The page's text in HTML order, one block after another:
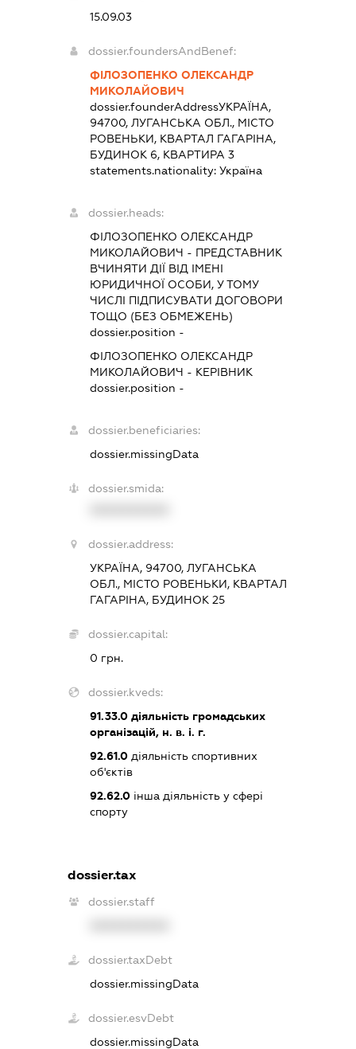
15.09.03
dossier.foundersAndBenef:
ФІЛОЗОПЕНКО ОЛЕКСАНДР
МИКОЛАЙОВИЧ
dossier.founderAddressУКРАЇНА,
94700, ЛУГАНСЬКА ОБЛ., МІСТО
РОВЕНЬКИ, КВАРТАЛ ГАГАРІНА,
БУДИНОК 6, КВАРТИРА 3
statements.nationality: Україна
dossier.heads:
ФІЛОЗОПЕНКО ОЛЕКСАНДР
МИКОЛАЙОВИЧ - ПРЕДСТАВНИК
ВЧИНЯТИ ДІЇ ВІД ІМЕНІ
ЮРИДИЧНОЇ ОСОБИ, У ТОМУ
ЧИСЛІ ПІДПИСУВАТИ ДОГОВОРИ
ТОЩО (БЕЗ ОБМЕЖЕНЬ)
dossier.position -
ФІЛОЗОПЕНКО ОЛЕКСАНДР
МИКОЛАЙОВИЧ - КЕРІВНИК
dossier.position -
dossier.beneficiaries:
dossier.missingData
dossier.smida:
dossier.address:
УКРАЇНА, 94700, ЛУГАНСЬКА
ОБЛ., МІСТО РОВЕНЬКИ, КВАРТАЛ
ГАГАРІНА, БУДИНОК 25
dossier.capital:
0 грн.
dossier.kveds:
91.33.0діяльність громадських
організацій, н. в. і. г.
92.61.0діяльність спортивних
об'єктів
92.62.0інша діяльність у сфері
спорту
dossier.tax
dossier.staff
dossier.taxDebt
dossier.missingData
dossier.esvDebt
dossier.missingData